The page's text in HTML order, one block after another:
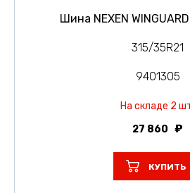
Шина NEXEN
315/35R21
9401305
На складе 2
27 860
КУПИТЬ